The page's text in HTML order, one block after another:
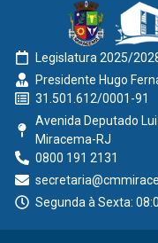
Legislatura 2025/
Presidente Hugo
31.501.612/0001-91
Avenida Deputado
Miracema-RJ
0800 191 2131
Segunda à Sexta: